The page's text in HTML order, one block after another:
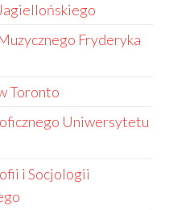
Fryderyka
Toronto
Uniwersytetu
i Socjologii